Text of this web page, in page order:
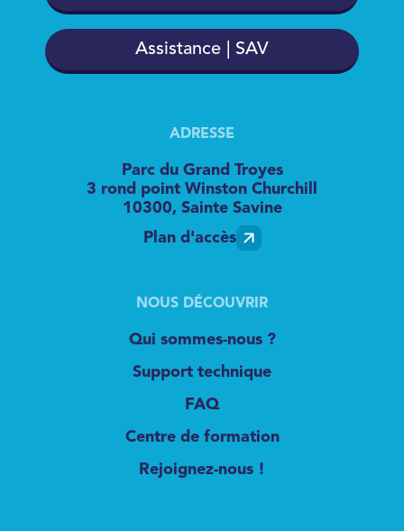
Assistance | SAV
ADRESSE
Parc du Grand Troyes
3 rond point Winston Churchill
10300, Sainte Savine
Plan d'accès
NOUS DÉCOUVRIR
Qui sommes-nous ?
Support technique
FAQ
Centre de formation
Rejoignez-nous !